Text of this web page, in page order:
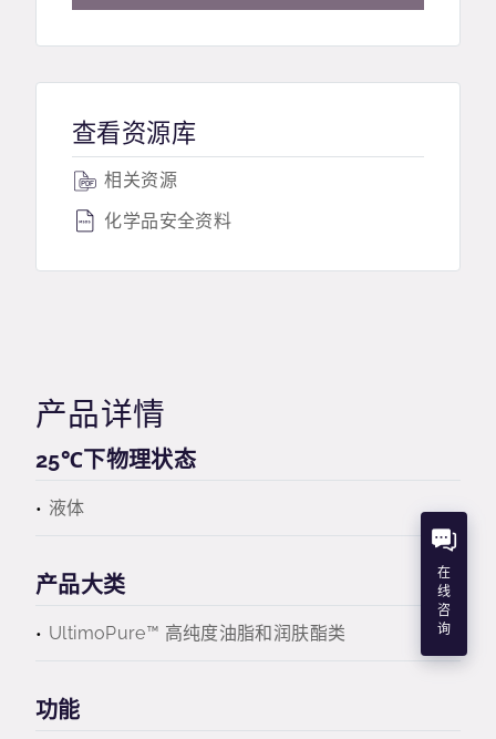
查看资源库
相关资源
化学品安全资料
产品详情
25℃下物理状态
液体
产品大类
UltimoPure™ 高纯度油脂和润肤酯类
功能
在
线
咨
询